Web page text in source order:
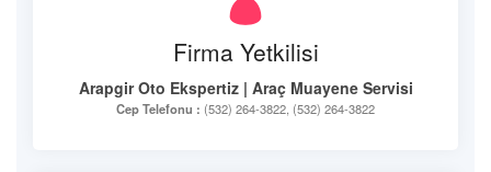
Firma Yetkilisi
Arapgir Oto Ekspertiz | Araç Muayene Servisi
Cep Telefonu : (532) 264-3822, (532) 264-3822